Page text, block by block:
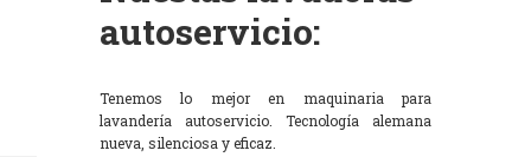
autoservicio:
Tenemos lo mejor en maquinaria para
lavandería autoservicio. Tecnología alemana
nueva, silenciosa y eficaz.